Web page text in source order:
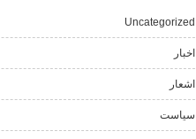
Uncategorized
اخبار
اشعار
سیاست